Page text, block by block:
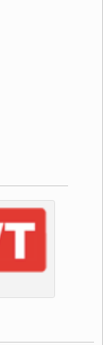
Autonomos
de Direito
CNTTL
de reajuste
está mantido,
(20)
liga o Mercosul ao
protesto
da Classe
PARA A